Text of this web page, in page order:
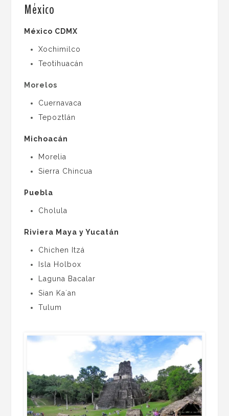
México
México CDMX
Xochimilco
Teotihuacán
Morelos
Cuernavaca
Tepoztlán
Michoacán
Morelia
Sierra Chincua
Puebla
Cholula
Riviera Maya y Yucatán
Chichen Itzá
Isla Holbox
Laguna Bacalar
Sian Ka´an
Tulum